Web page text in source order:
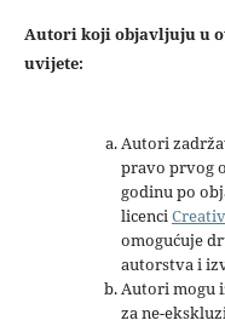
Autori koji objavljuju u
uvijete:
Autori
pravo prvog
godinu po
licenci
omogućuje
autorstva i
Autori mogu
za ne-